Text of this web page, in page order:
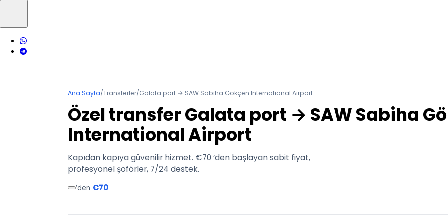
Ana Sayfa/Transferler/Galata port → SAW Sabiha Gökçen International Airport
Özel transfer Galata port → SAW Sabiha
International Airport
Kapıdan kapıya güvenilir hizmet. €70 ’den başlayan sabit fiyat,
profesyonel şoförler, 7/24 destek.
’den €70